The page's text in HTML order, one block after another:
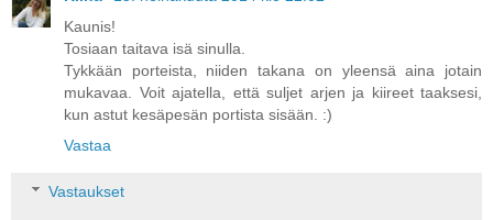
Kaunis!
Tosiaan taitava isä sinulla.
Tykkään porteista, niiden takana on yleensä aina jotain
mukavaa. Voit ajatella, että suljet arjen ja kiireet taaksesi,
kun astut kesäpesän portista sisään. :)
Vastaa
Vastaukset